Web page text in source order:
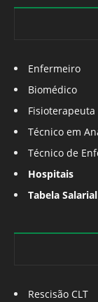
Enfermeiro
Biomédico
Fisioterapeuta
Técnico em
Técnico de
Hospitais
Tabela
Rescisão CLT